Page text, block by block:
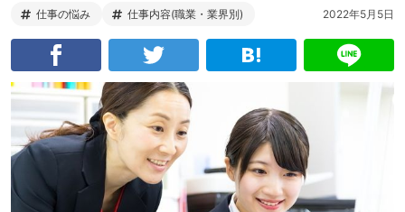
仕事の悩み 仕事内容(職業・業界別) 2022年5月5日